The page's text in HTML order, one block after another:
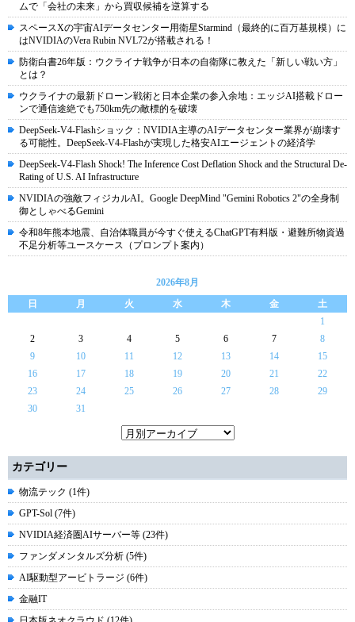
ムで「会社の未来」から買収候補を逆算する
スペースXの宇宙AIデータセンター用衛星Starmind（最終的に百万基規模）に
はNVIDIAのVera Rubin NVL72が搭載される！
防衛白書26年版：ウクライナ戦争が日本の自衛隊に教えた「新しい戦い方」
とは？
ウクライナの最新ドローン戦術と日本企業の参入余地：エッジAI搭載ドロー
ンで通信途絶でも750km先の敵標的を破壊
DeepSeek-V4-Flashショック：NVIDIA主導のAIデータセンター業界が崩壊す
る可能性。DeepSeek-V4-Flashが実現した格安AIエージェントの経済学
DeepSeek-V4-Flash Shock! The Inference Cost Deflation Shock and the Structural De-
Rating of U.S. AI Infrastructure
NVIDIAの強敵フィジカルAI。Google DeepMind "Gemini Robotics 2"の全身制
御としゃべるGemini
令和8年熊本地震、自治体職員が今すぐ使えるChatGPT有料版・避難所物資過
不足分析等ユースケース（プロンプト案内）
2026年8月
日
月 火 水 木 金
土
1
2
3 4 5 6 7
8
9
10 11 12 13 14
15
16
17 18 19 20 21
22
23
24 25 26 27 28
29
30
31
カテゴリー
物流テック (1件)
GPT-Sol (7件)
NVIDIA経済圏AIサーバー等 (23件)
ファンダメンタルズ分析 (5件)
AI駆動型アービトラージ (6件)
金融IT